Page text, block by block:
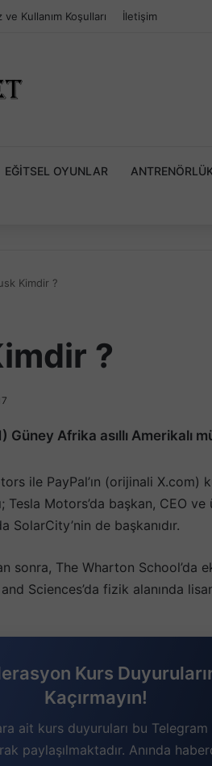
Kullanım Koşulları İletişim
EĞITSEL OYUNLAR
Kimdir ?
?
Güney Afrika asıllı Amerikalı
ile PayPal’ın (orijinali X.com)
Tesla Motors’da başkan, CEO
SolarCity’nin de başkanıdır.
sonra, The Wharton School’da
Sciences’da fizik alanında
Kurs
Kaçırmayın!
ait kurs duyuruları bu Telegram
paylaşılmaktadır. Anında